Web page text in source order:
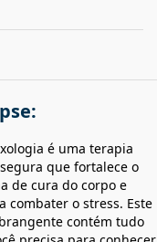
é uma terapia
que fortalece o
de cura do corpo e
combater o stress. Este
contém tudo